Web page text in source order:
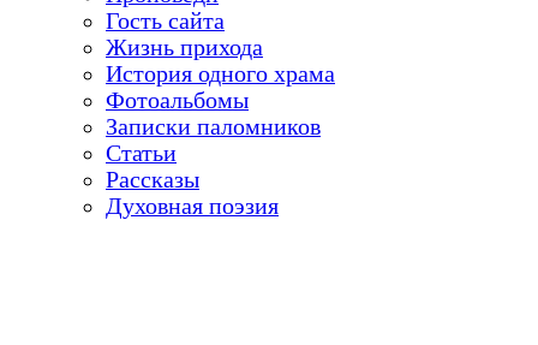
Гость сайта
Жизнь прихода
История одного храма
Фотоальбомы
Записки паломников
Статьи
Рассказы
Духовная поэзия